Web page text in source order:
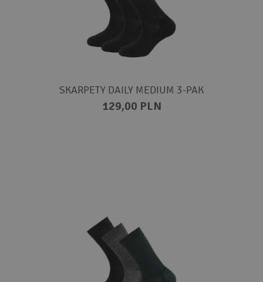
SKARPETY DAILY MEDIUM 3-PAK
129,00 PLN